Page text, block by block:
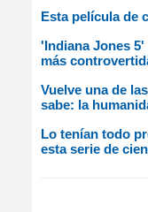
Esta película de
'Indiana Jones
más
Vuelve una de
sabe: la
Lo tenían todo
esta serie de